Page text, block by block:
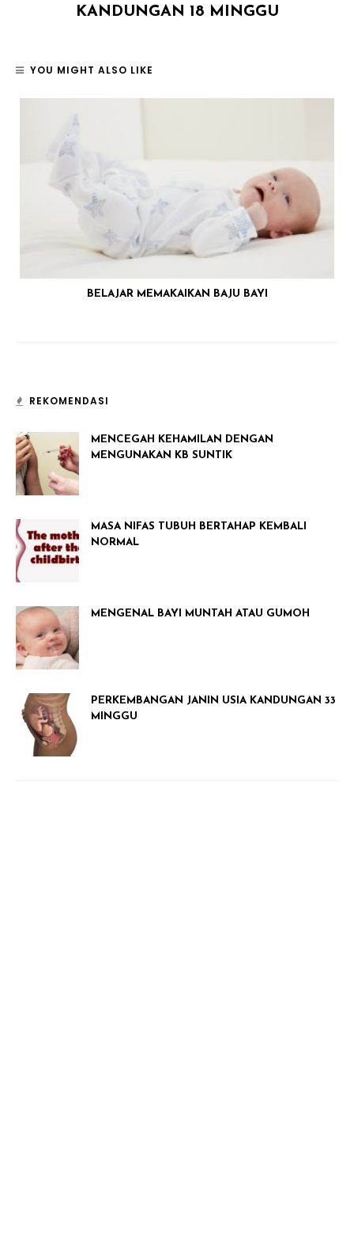
KANDUNGAN 18 MINGGU
YOU MIGHT ALSO LIKE
BELAJAR MEMAKAIKAN BAJU BAYI
REKOMENDASI
MENCEGAH KEHAMILAN DENGAN
MENGUNAKAN KB SUNTIK
MASA NIFAS TUBUH BERTAHAP KEMBALI
NORMAL
MENGENAL BAYI MUNTAH ATAU GUMOH
PERKEMBANGAN JANIN USIA KANDUNGAN 33
MINGGU